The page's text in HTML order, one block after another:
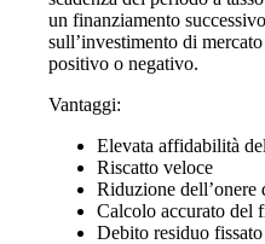
un finanziamento
sull’investimento di
positivo o negativo.
Vantaggi:
Elevata affidabilità
Riscatto veloce
Riduzione dell’onere
Calcolo accurato del
Debito residuo